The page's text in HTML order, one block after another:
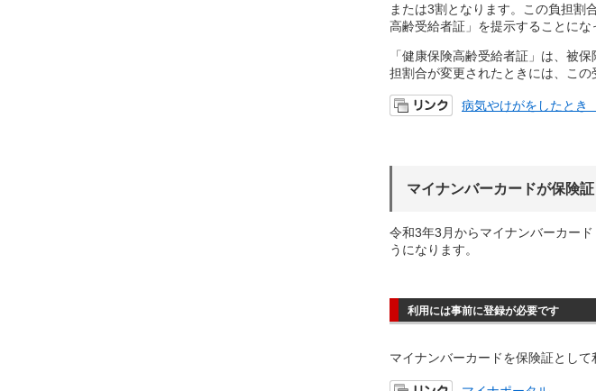
または3割となります。この負担割
高齢受給者証」を提示することにな
「健康保険高齢受給者証」は、被
担割合が変更されたときには、この
病気やけがをしたとき
マイナンバーカードが保険
令和3年3月からマイナンバーカー
うになります。
利用には事前に登録が必要です
マイナンバーカードを保険証とし